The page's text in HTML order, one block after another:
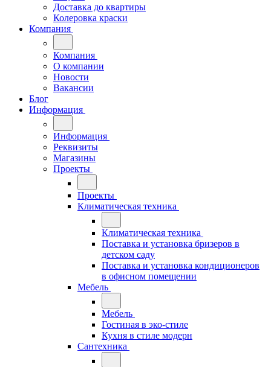
Доставка до квартиры
Колеровка краски
Компания
Компания
О компании
Новости
Вакансии
Блог
Информация
Информация
Реквизиты
Магазины
Проекты
Проекты
Климатическая техника
Климатическая техника
Поставка и установка бризеров в
детском саду
Поставка и установка кондиционеров
в офисном помещении
Мебель
Мебель
Гостиная в эко-стиле
Кухня в стиле модерн
Сантехника